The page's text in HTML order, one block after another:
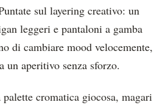
sul layering creativo: un
leggeri e pantaloni a gamba
di cambiare mood velocemente,
un aperitivo senza sforzo.
cromatica giocosa, magari